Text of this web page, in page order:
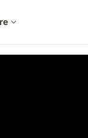
expand_more